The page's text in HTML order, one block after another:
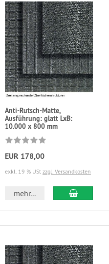
Anti-Rutsch-Matte,
Ausführung: glatt LxB:
10.000 x 800 mm
EUR 178,00
exkl. 19 % USt zzgl. Versandkosten
mehr...